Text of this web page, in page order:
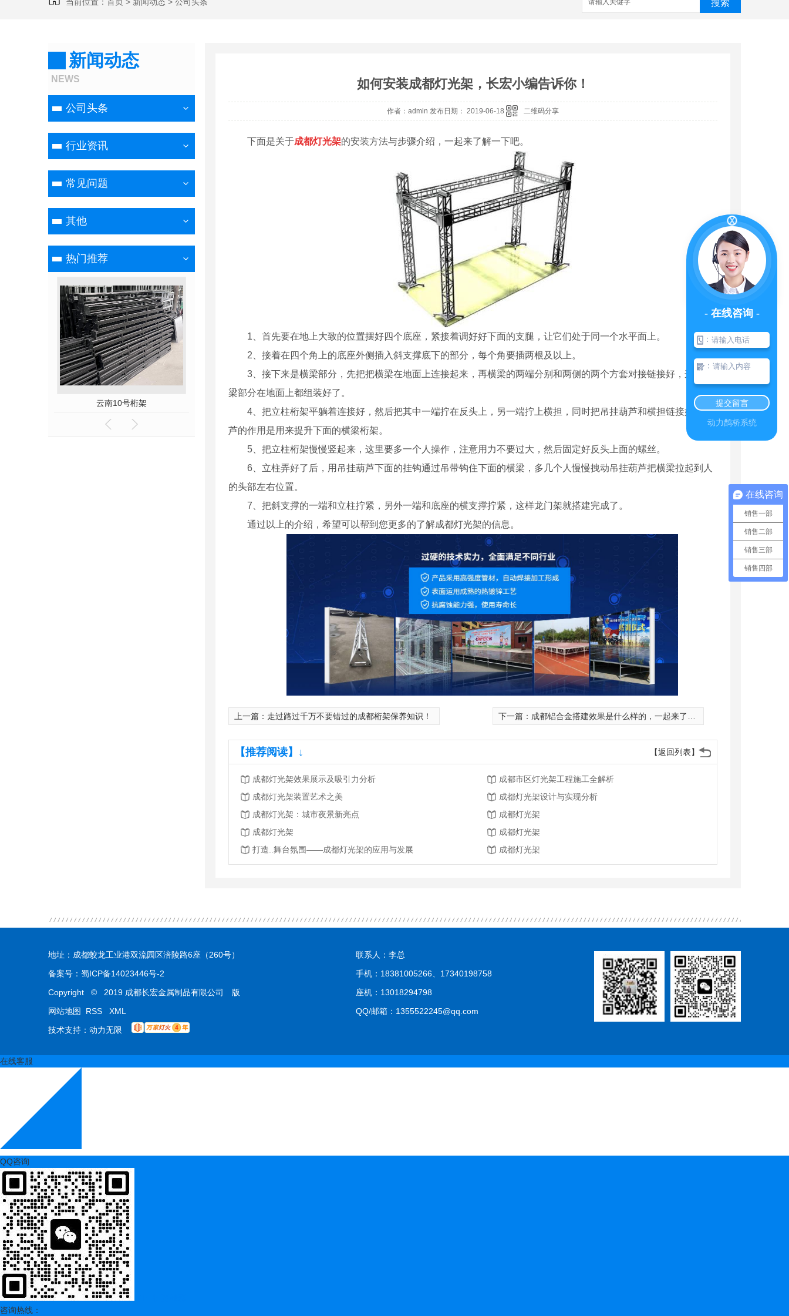
搜索
新闻动态
NEWS
公司头条
行业资讯
常见问题
其他
热门推荐
如何安装成都灯光架，长宏小编告诉你！
作者：admin 发布日期： 2019-06-18 二维码分享
下面是关于成都灯光架的安装方法与步骤介绍，一起来了解一下吧。
1、首先要在地上大致的位置摆好四个底座，紧接着调好好下面的支腿，让它们处于同一个水平面上。
2、接着在四个角上的底座外侧插入斜支撑底下的部分，每个角要插两根及以上。
3、接下来是横梁部分，先把把横梁在地面上连接起来，再横梁的两端分别和两侧的两个方套对接链接好，这样横
梁部分在地面上都组装好了。
4、把立柱桁架平躺着连接好，然后把其中一端拧在反头上，另一端拧上横担，同时把吊挂葫芦和横担链接好，葫
芦的作用是用来提升下面的横梁桁架。
5、把立柱桁架慢慢竖起来，这里要多一个人操作，注意用力不要过大，然后固定好反头上面的螺丝。
6、立柱弄好了后，用吊挂葫芦下面的挂钩通过吊带钩住下面的横梁，多几个人慢慢拽动吊挂葫芦把横梁拉起到人
的头部左右位置。
7、把斜支撑的一端和立柱拧紧，另外一端和底座的横支撑拧紧，这样龙门架就搭建完成了。
通过以上的介绍，希望可以帮到您更多的了解成都灯光架的信息。
上一篇： 走过路过千万不要错过的成都桁架保养知识！ 下一篇： 成都铝合金搭建效果是什么样的，一起来了解一下
【返回列表】
【推荐阅读】↓
成都灯光架效果展示及吸引力分析
成都市区灯光架工程施工全解析
成都灯光架装置艺术之美
成都灯光架设计与实现分析
成都灯光架：城市夜景新亮点
成都灯光架
成都灯光架
成都灯光架
打造..舞台氛围——成都灯光架的应用与发展
成都灯光架
地址：成都蛟龙工业港双流园区涪陵路6座（260号）
备案号： 蜀ICP备14023446号-2
Copyright © 2019 成都长宏金属制品有限公司 版
权所有
网站地图 RSS
XML
技术支持： 动力无限
联系人：李总
手机：18381005266、17340198758
座机：13018294798
QQ/邮箱：1355522245@qq.com
在线咨询
销售一部
销售二部
销售三部
销售四部
在线客服
QQ咨询
咨询热线：
- 在线咨询 -
：
：
提交留言
动力鹊桥系统